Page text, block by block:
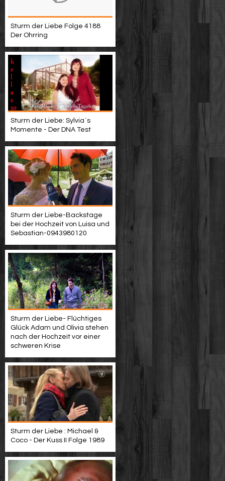
Sturm der Liebe Folge 4188
Der Ohrring
Sturm der Liebe: Sylvia´s
Momente - Der DNA Test
Sturm der Liebe-Backstage
bei der Hochzeit von Luisa und
Sebastian-0943980120
Sturm der Liebe- Flüchtiges
Glück Adam und Olivia stehen
nach der Hochzeit vor einer
schweren Krise
Sturm der Liebe : Michael &
Coco - Der Kuss II Folge 1989